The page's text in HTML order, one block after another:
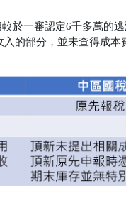
於一審認定6千多萬的
的部分，並未查得成本